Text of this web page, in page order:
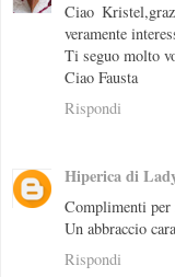
Ciao
veramente
Ti seguo molto
Ciao Fausta
Rispondi
Hiperica di
Complimenti
Un abbraccio
Rispondi